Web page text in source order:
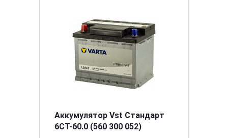
Аккумулятор Vst Стандарт
6CT-60.0 (560 300 052)